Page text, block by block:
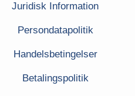
Juridisk Information
Persondatapolitik
Handelsbetingelser
Betalingspolitik